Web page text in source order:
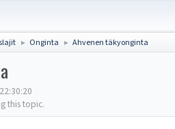
► Onginta ► Ahvenen täkyonginta
this topic.